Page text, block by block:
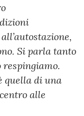
Si parla tanto
quella di una
alle